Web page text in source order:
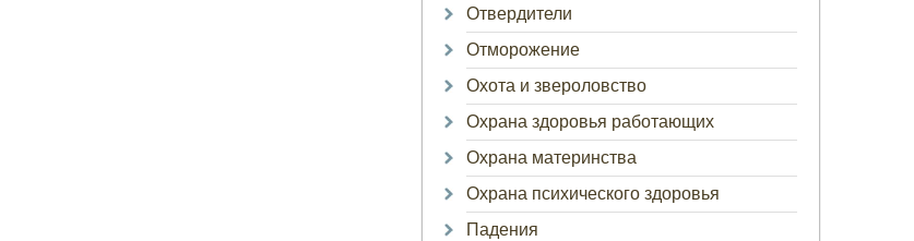
Отвердители
Отморожение
Охота и звероловство
Охрана здоровья работающих
Охрана материнства
Охрана психического здоровья
Падения